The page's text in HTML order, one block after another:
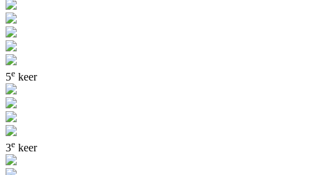
5e keer
3e keer